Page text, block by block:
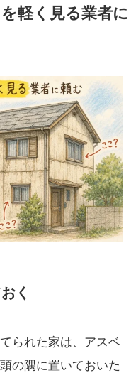
軽く見る業者に
く
られた家は、アスベ
の隅に置いておいた